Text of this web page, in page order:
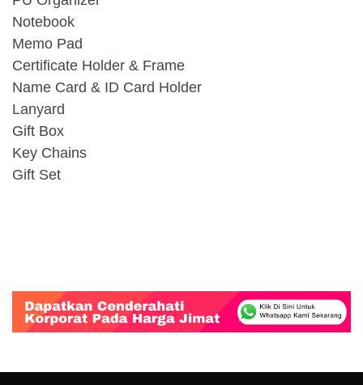
Notebook
Memo Pad
Certificate Holder & Frame
Name Card & ID Card Holder
Lanyard
Gift Box
Key Chains
Gift Set